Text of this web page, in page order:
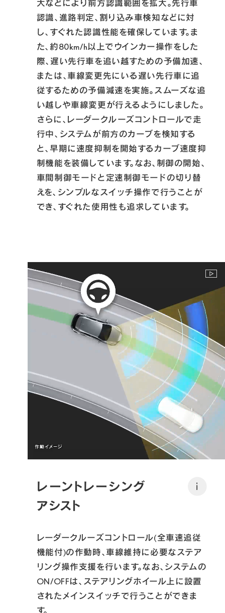
大などにより前方認識範囲を拡大。先行車
認識、進路判定、割り込み車検知などに対
し、すぐれた認識性能を確保しています。ま
た、約80km/h以上でウインカー操作をした
際、遅い先行車を追い越すための予備加速、
または、車線変更先にいる遅い先行車に追
従するための予備減速を実施。スムーズな追
い越しや車線変更が行えるようにしました。
さらに、レーダークルーズコントロールで走
行中、システムが前方のカーブを検知する
と、早期に速度抑制を開始するカーブ速度抑
制機能を装備しています。なお、制御の開始、
車間制御モードと定速制御モードの切り替
えを、シンプルなスイッチ操作で行うことが
でき、すぐれた使用性も追求しています。
レーントレーシング
アシスト
i
レーダークルーズコントロール(全車速追従
機能付)の作動時、車線維持に必要なステア
リング操作支援を行います。なお、システムの
ON/OFFは、ステアリングホイール上に設置
されたメインスイッチで行うことができま
す。